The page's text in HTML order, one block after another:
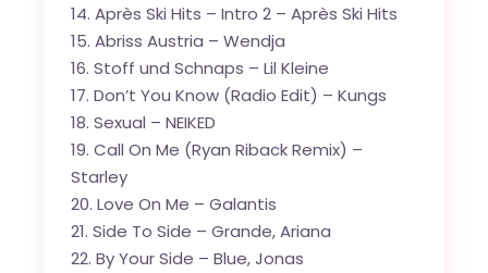
14. Après Ski Hits – Intro 2 – Après Ski Hits
15. Abriss Austria – Wendja
16. Stoff und Schnaps – Lil Kleine
17. Don’t You Know (Radio Edit) – Kungs
18. Sexual – NEIKED
19. Call On Me (Ryan Riback Remix) –
Starley
20. Love On Me – Galantis
21. Side To Side – Grande, Ariana
22. By Your Side – Blue, Jonas